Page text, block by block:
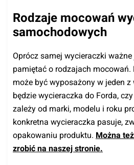
Rodzaje mocowań
samochodowych
Oprócz samej wycieraczki
pamiętać o rodzajach mocowań.
może być wyposażony w jeden z
będzie wycieraczka do Forda,
zależy od marki, modelu i roku
konkretna wycieraczka pasuje,
opakowaniu produktu. Można
zrobić na naszej stronie.